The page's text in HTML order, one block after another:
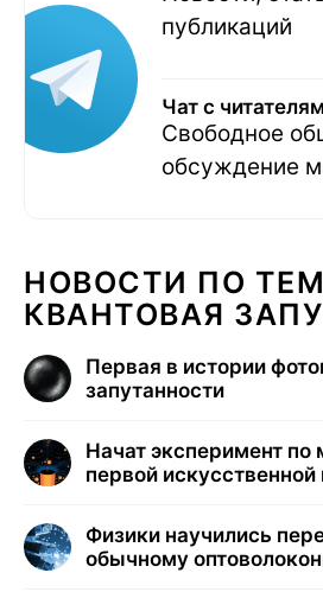
публикаций
Чат с
Свободное
обсуждение
НОВОСТИ ПО
КВАНТОВАЯ
Первая в истории
запутанности
Начат эксперимент
первой
Физики научились
обычному